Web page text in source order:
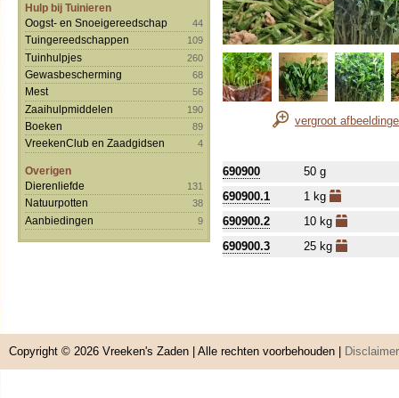
Hulp bij Tuinieren
Oogst- en Snoeigereedschap
44
Tuingereedschappen 109
Tuinhulpjes 260
Gewasbescherming 68
Mest 56
Zaaihulpmiddelen 190
Boeken 89
VreekenClub en Zaadgidsen 4
Overigen
Dierenliefde
131
Natuurpotten 38
Aanbiedingen 9
vergroot
690900
50 g
690900.1
1 kg
690900.2
10 kg
690900.3
25 kg
Copyright © 2026 Vreeken's Zaden | Alle rechten voorbehouden | Disclaimer